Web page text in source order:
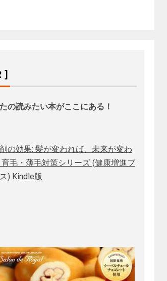
]
の読みたい本がここにある！
の効果: 髪が変われば、未来が変わ
育毛・薄毛対策シリーズ (健康増進ブ
) Kindle版